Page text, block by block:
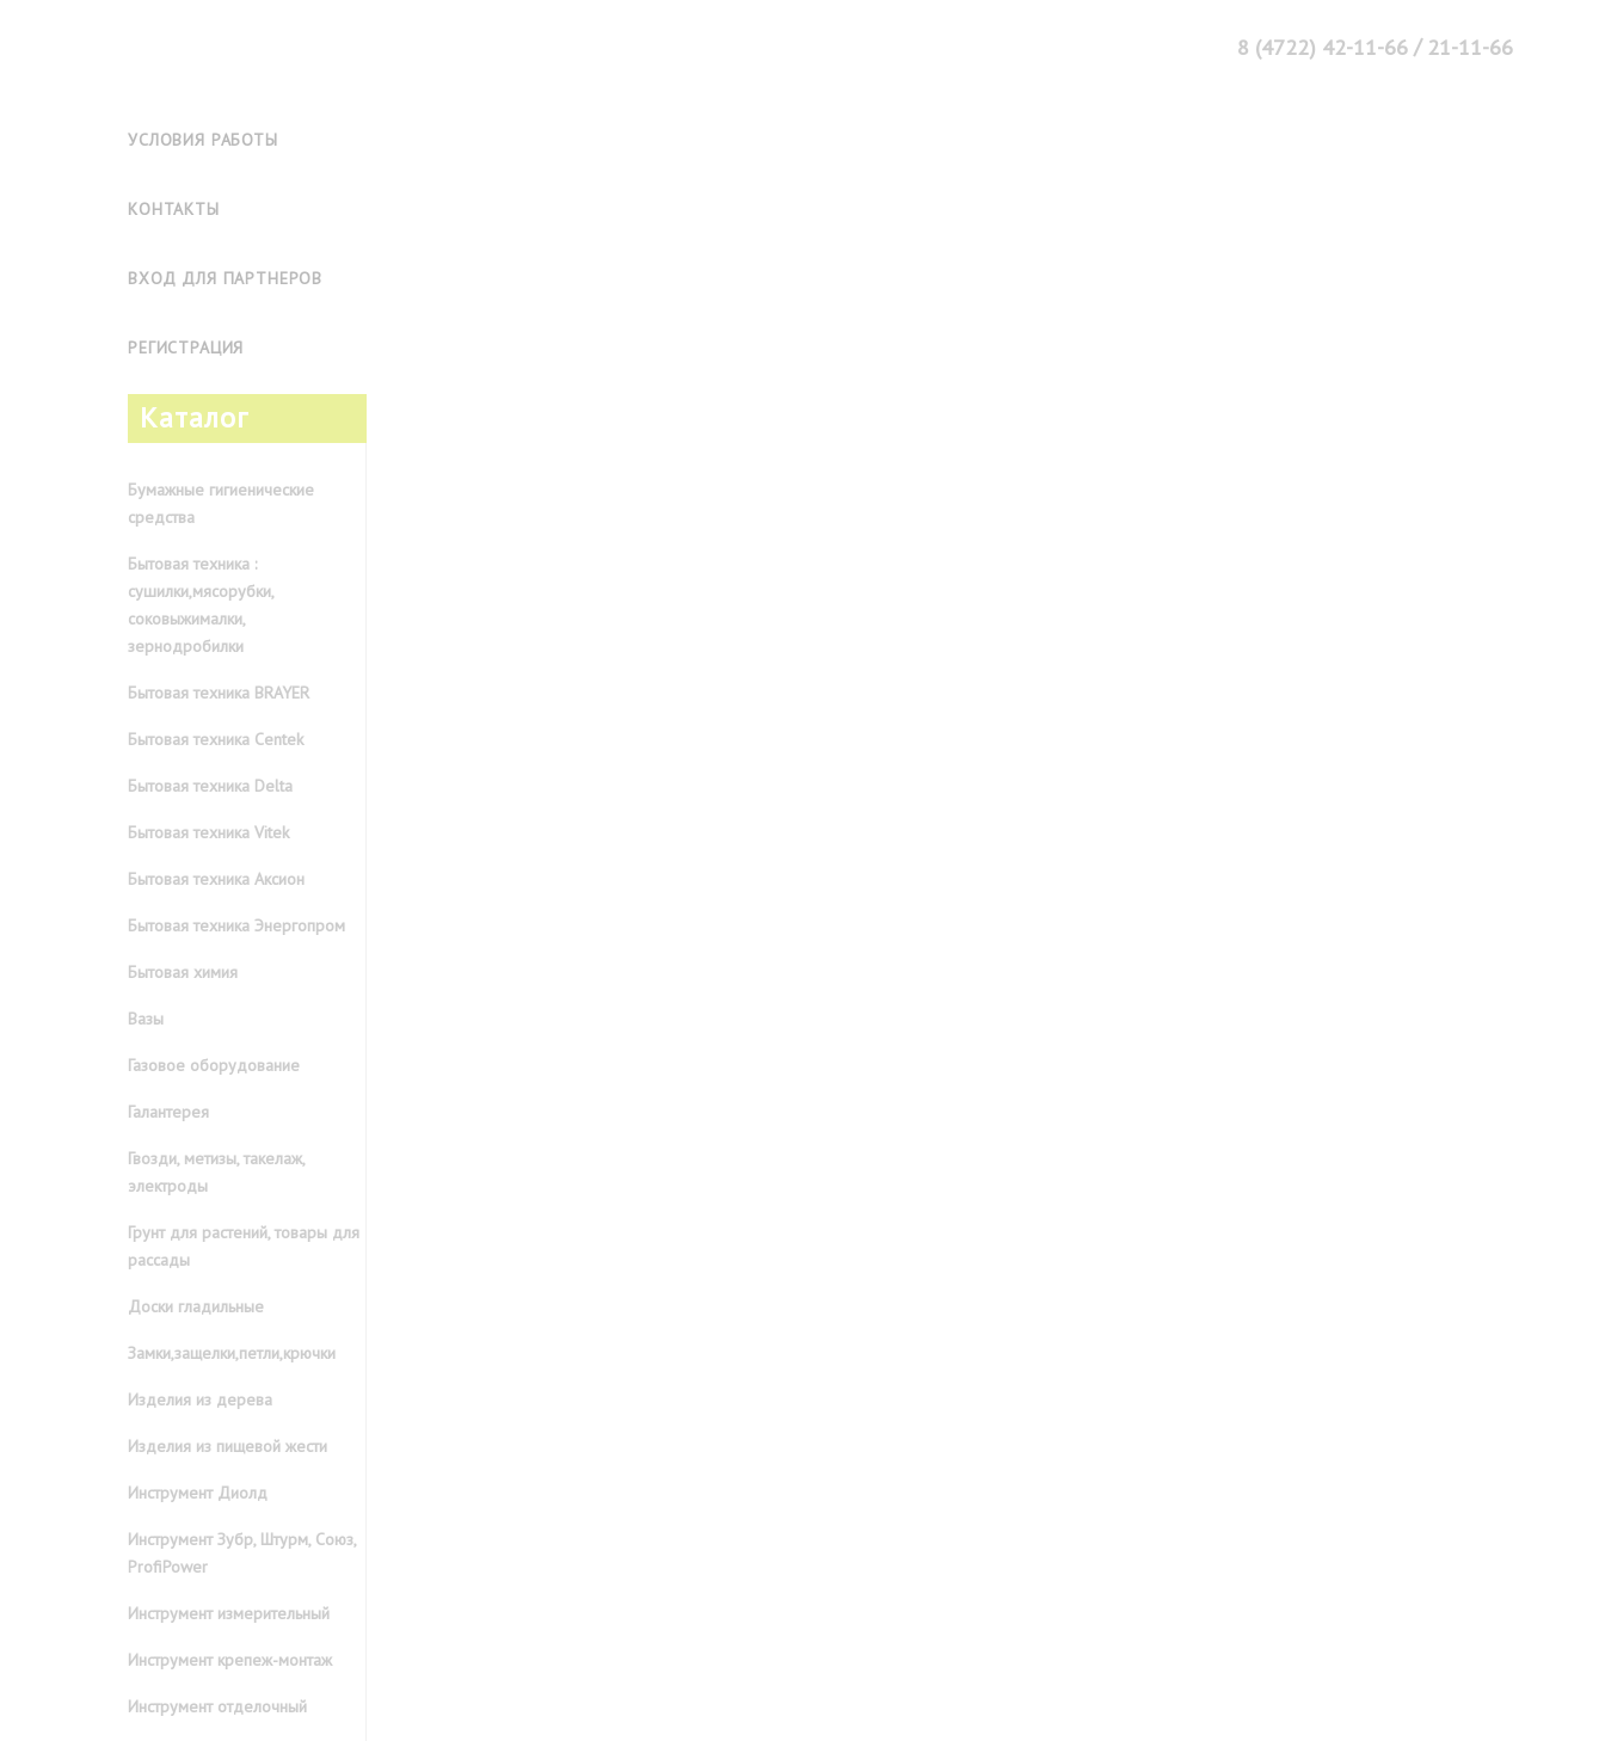
8 (4722) 42-11-66 / 21-11-66
УСЛОВИЯ РАБОТЫ
КОНТАКТЫ
ВХОД ДЛЯ ПАРТНЕРОВ
РЕГИСТРАЦИЯ
Каталог
Бумажные гигиенические
средства
Бытовая техника :
сушилки,мясорубки,
соковыжималки,
зернодробилки
Бытовая техника BRAYER
Бытовая техника Centek
Бытовая техника Delta
Бытовая техника Vitek
Бытовая техника Аксион
Бытовая техника Энергопром
Бытовая химия
Вазы
Газовое оборудование
Галантерея
Гвозди, метизы, такелаж,
электроды
Грунт для растений, товары для
рассады
Доски гладильные
Замки,защелки,петли,крючки
Изделия из дерева
Изделия из пищевой жести
Инструмент Диолд
Инструмент Зубр, Штурм, Союз,
ProfiPower
Инструмент измерительный
Инструмент крепеж-монтаж
Инструмент отделочный